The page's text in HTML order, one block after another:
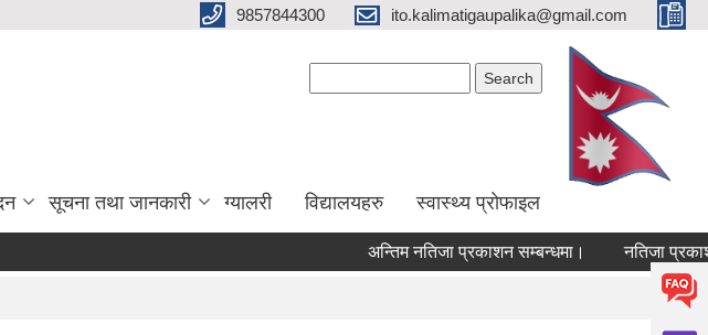
9857844300 ito.kalimatigaupalika@gmail.com
सूचना तथा जानकारी ग्यालरी विद्यालयहरु स्वास्थ्य प्राेफाइल
अन्तिम नतिजा प्रकाशन सम्बन्धमा। नतिजा